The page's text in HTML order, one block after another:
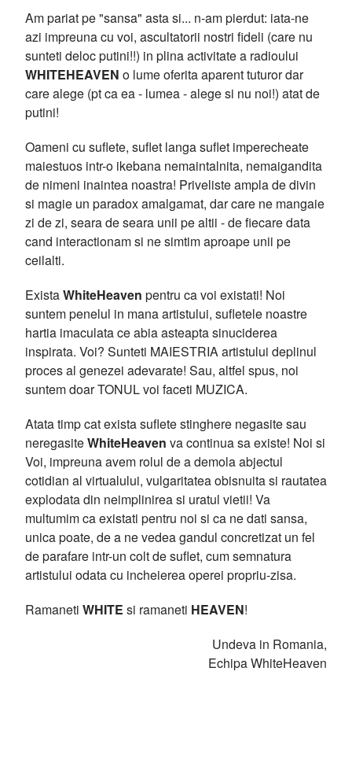
Am pariat pe "sansa" asta si... n-am pierdut: iata-ne
azi impreuna cu voi, ascultatorii nostri fideli (care nu
sunteti deloc putini!!) in plina activitate a radioului
WHITEHEAVEN o lume oferita aparent tuturor dar
care alege (pt ca ea - lumea - alege si nu noi!) atat de
putini!
Oameni cu suflete, suflet langa suflet imperecheate
maiestuos intr-o ikebana nemaintalnita, nemaigandita
de nimeni inaintea noastra! Priveliste ampla de divin
si magie un paradox amalgamat, dar care ne mangaie
zi de zi, seara de seara unii pe altii - de fiecare data
cand interactionam si ne simtim aproape unii pe
ceilalti.
ExistaWhiteHeaven pentru ca voi existati! Noi
suntem penelul in mana artistului, sufletele noastre
hartia imaculata ce abia asteapta sinuciderea
inspirata. Voi? Sunteti MAIESTRIA artistului deplinul
proces al genezei adevarate! Sau, altfel spus, noi
suntem doar TONUL voi faceti MUZICA.
Atata timp cat exista suflete stinghere negasite sau
neregasiteWhiteHeaven va continua sa existe! Noi si
Voi, impreuna avem rolul de a demola abjectul
cotidian al virtualului, vulgaritatea obisnuita si rautatea
explodata din neimplinirea si uratul vietii! Va
multumim ca existati pentru noi si ca ne dati sansa,
unica poate, de a ne vedea gandul concretizat un fel
de parafare intr-un colt de suflet, cum semnatura
artistului odata cu incheierea operei propriu-zisa.
Ramaneti WHITE si ramaneti HEAVEN!
Undeva in Romania,
Echipa WhiteHeaven